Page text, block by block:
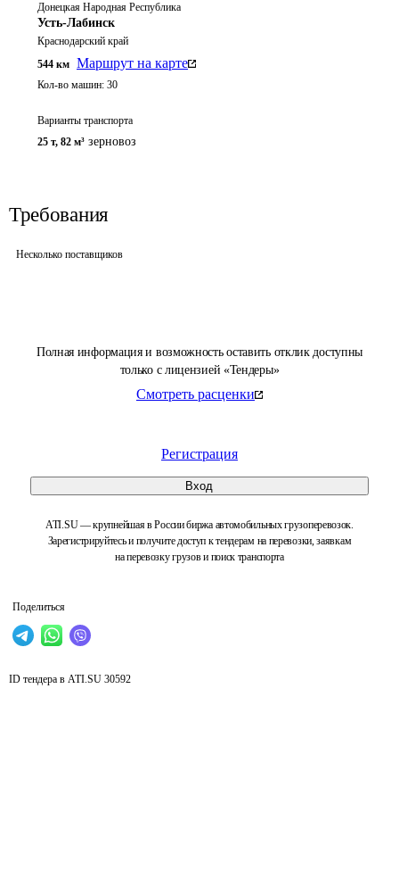
Полная информация и возможность оставить отклик доступны
только с лицензией «Тендеры»
Смотреть расценки
Регистрация
Вход
ATI.SU — крупнейшая в России биржа автомобильных грузоперевозок.
Зарегистрируйтесь и получите доступ к тендерам на перевозки, заявкам
на перевозку грузов и поиск транспорта
Поделиться
Донецкая Народная Республика
Усть-Лабинск
Краснодарский край
544 км Маршрут на карте
Кол-во машин: 30
Варианты транспорта
25 т, 82 м³ зерновоз
Требования
Несколько поставщиков
ID тендера в ATI.SU 30592